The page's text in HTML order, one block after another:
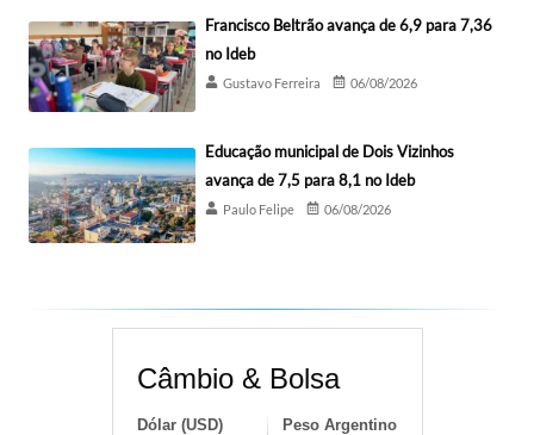
Francisco Beltrão avança de 6,9 para 7,36
no Ideb
Gustavo Ferreira 06/08/2026
Educação municipal de Dois Vizinhos
avança de 7,5 para 8,1 no Ideb
Paulo Felipe 06/08/2026
Câmbio & Bolsa
Dólar (USD) Peso Argentino